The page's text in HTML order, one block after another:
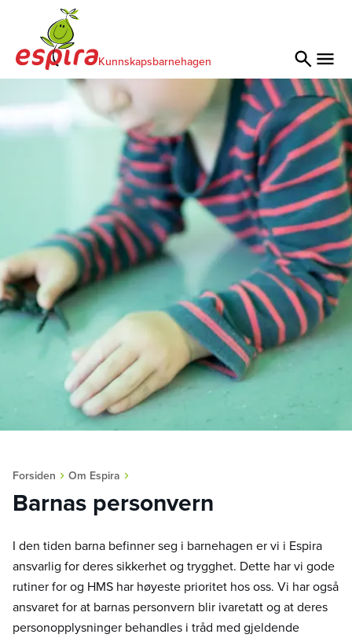
Kunnskapsbarnehagen
Forsiden › Om Espira ›
Barnas personvern
I den tiden barna befinner seg i barnehagen er vi i Espira
ansvarlig for deres sikkerhet og trygghet. Dette har vi gode
rutiner for og HMS har høyeste prioritet hos oss. Vi har også
ansvaret for at barnas personvern blir ivaretatt og at deres
personopplysninger behandles i tråd med gjeldende